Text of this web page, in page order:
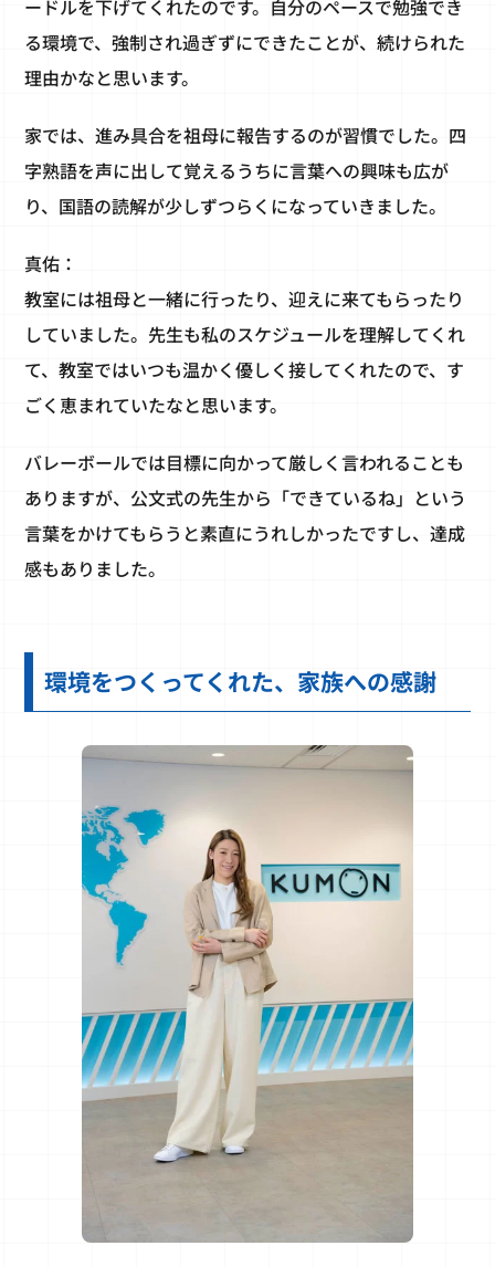
ードルを下げてくれたのです。自分のペースで勉強でき
る環境で、強制され過ぎずにできたことが、続けられた
理由かなと思います。
家では、進み具合を祖母に報告するのが習慣でした。四
字熟語を声に出して覚えるうちに言葉への興味も広が
り、国語の読解が少しずつらくになっていきました。
真佑：
教室には祖母と一緒に行ったり、迎えに来てもらったり
していました。先生も私のスケジュールを理解してくれ
て、教室ではいつも温かく優しく接してくれたので、す
ごく恵まれていたなと思います。
バレーボールでは目標に向かって厳しく言われることも
ありますが、公文式の先生から「できているね」という
言葉をかけてもらうと素直にうれしかったですし、達成
感もありました。
環境をつくってくれた、家族への感謝